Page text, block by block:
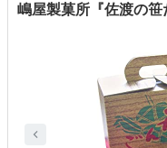
嶋屋製菓所『佐渡の